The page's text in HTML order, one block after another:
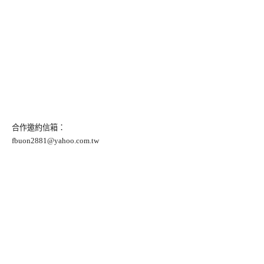
合作邀約信箱：
fbuon2881@yahoo.com.tw